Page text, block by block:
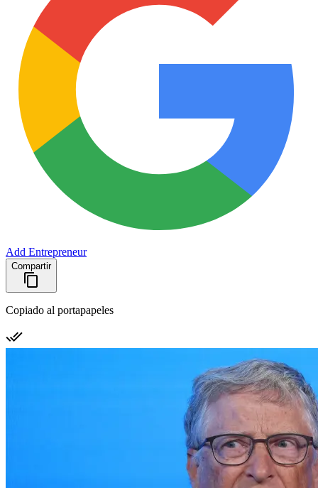
Add Entrepreneur
Compartir
Copiado al portapapeles